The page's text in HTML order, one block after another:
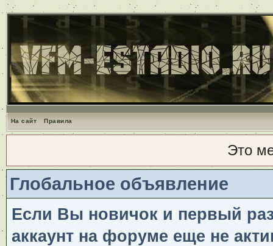
На сайт Правила
Это
Глобальное объявление
Если Вы новичок и первый
аккаунт на форуме еще не